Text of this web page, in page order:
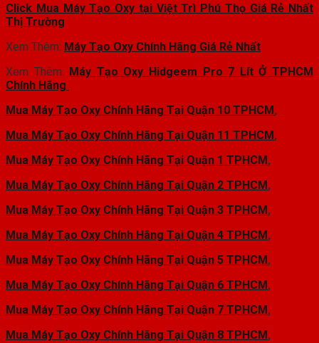
Click Mua Máy Tạo Oxy tại Việt Trì Phú Thọ Giá Rẻ Nhất
Thị Trường
Xem Thêm: Máy Tạo Oxy Chính Hãng Giá Rẻ Nhất
Xem Thêm: Máy Tạo Oxy Hidgeem Pro 7 Lít Ở TPHCM
Chính Hãng
Mua Máy Tạo Oxy Chính Hãng Tại Quận 10 TPHCM,
Mua Máy Tạo Oxy Chính Hãng Tại Quận 11 TPHCM,
Mua Máy Tạo Oxy Chính Hãng Tại Quận 1 TPHCM,
Mua Máy Tạo Oxy Chính Hãng Tại Quận 2 TPHCM,
Mua Máy Tạo Oxy Chính Hãng Tại Quận 3 TPHCM,
Mua Máy Tạo Oxy Chính Hãng Tại Quận 4 TPHCM,
Mua Máy Tạo Oxy Chính Hãng Tại Quận 5 TPHCM,
Mua Máy Tạo Oxy Chính Hãng Tại Quận 6 TPHCM,
Mua Máy Tạo Oxy Chính Hãng Tại Quận 7 TPHCM,
Mua Máy Tạo Oxy Chính Hãng Tại Quận 8 TPHCM,